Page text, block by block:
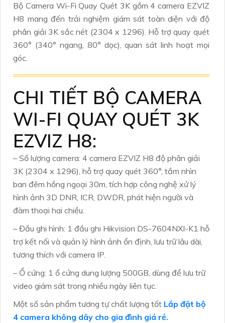
Bộ Camera Wi-Fi Quay Quét 3K gồm 4 camera EZVIZ
H8 mang đến trải nghiệm giám sát toàn diện với độ
phân giải 3K sắc nét (2304 x 1296). Hỗ trợ quay quét
360° (340° ngang, 80° dọc), quan sát linh hoạt mọi
góc.
CHI TIẾT BỘ CAMERA
WI-FI QUAY QUÉT 3K
EZVIZ H8:
– Số lượng camera: 4 camera EZVIZ H8 độ phân giải
3K (2304 x 1296), hỗ trợ quay quét 360°, tầm nhìn
ban đêm hồng ngoại 30m, tích hợp công nghệ xử lý
hình ảnh 3D DNR, ICR, DWDR, phát hiện người và
đàm thoại hai chiều.
– Đầu ghi hình: 1 đầu ghi Hikvision DS-7604NXI-K1 hỗ
trợ kết nối và quản lý hình ảnh ổn định, lưu trữ lâu dài,
tương thích với camera IP.
– Ổ cứng: 1 ổ cứng dung lượng 500GB, dùng để lưu trữ
video giám sát trong nhiều ngày liên tục.
Một số sản phẩm tương tự chất lượng tốt Lắp đặt bộ
4 camera không dây cho gia đình giá rẻ.